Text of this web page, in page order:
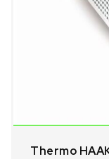
Thermo